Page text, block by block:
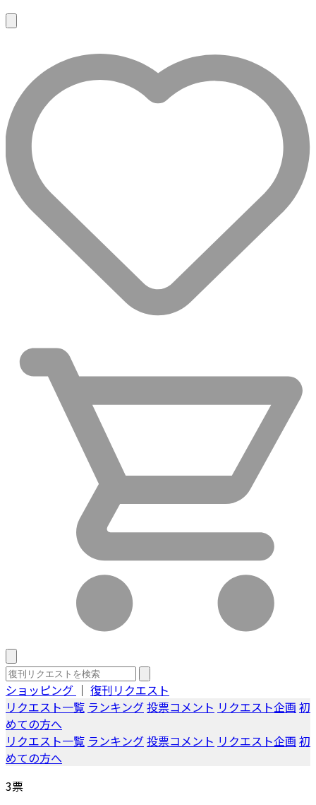
ショッピング ｜ 復刊リクエスト
リクエスト一覧 ランキング投票コメント リクエスト企画 初
めての方へ
リクエスト一覧 ランキング投票コメント リクエスト企画 初
めての方へ
3票